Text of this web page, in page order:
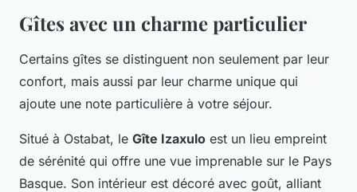
Gîtes avec un charme particulier
Certains gîtes se distinguent non seulement par leur
confort, mais aussi par leur charme unique qui
ajoute une note particulière à votre séjour.
Situé à Ostabat, le Gîte Izaxulo est un lieu empreint
de sérénité qui offre une vue imprenable sur le Pays
Basque. Son intérieur est décoré avec goût, alliant